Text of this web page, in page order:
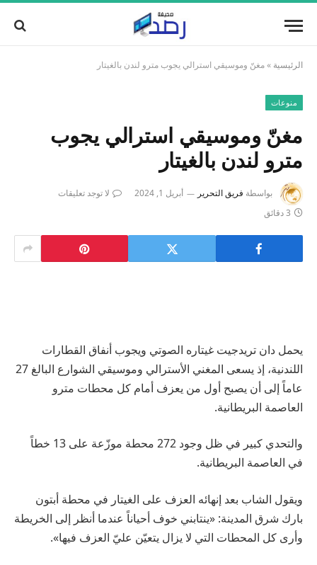
الرئيسية »مغنّ وموسيقي استرالي يجوب مترو لندن بالغيتار
منوعات
مغنّ وموسيقي استرالي يجوب
مترو لندن بالغيتار
بواسطة فريق التحرير أبريل 1, 2024
لا توجد تعليقات
3 دقائق
يحمل دان تريدجيت غيتاره الصوتي ويجوب أنفاق القطارات
اللندنية، إذ يسعى المغني الأسترالي وموسيقي الشوارع البالغ 27
عاماً إلى أن يصبح أول من يعزف أمام كل محطات مترو
العاصمة البريطانية.
والتحدي كبير في ظل وجود 272 محطة موزّعة على 13 خطاً
في العاصمة البريطانية.
ويقول الشاب بعد إنهائه العزف على الغيتار في محطة أبتون
بارك شرق المدينة: «ينتابني خوف أحياناً عندما أنظر إلى الخريطة
وأرى كل المحطات التي لا يزال يتعيّن عليّ العزف فيها».